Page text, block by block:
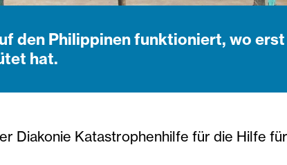
den Philippinen funktioniert, wo
hat.
Diakonie Katastrophenhilfe für die Hilfe